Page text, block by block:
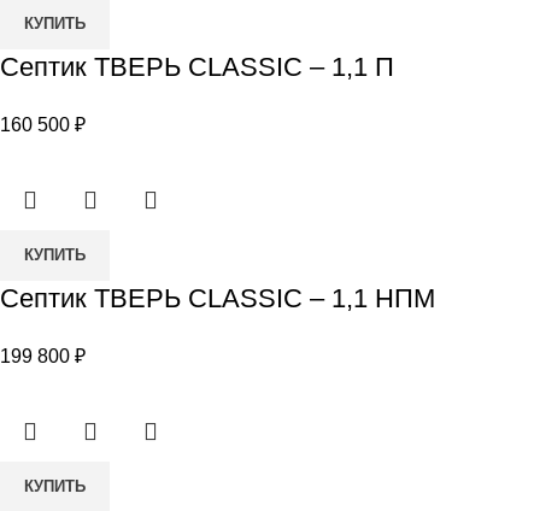
Количество
Септик
CLASSIC
1,1
КУПИТЬ
Септик ТВЕРЬ CLASSIC – 1,1 П
160 500 ₽
Количество
Септик
CLASSIC
1,1
КУПИТЬ
Септик ТВЕРЬ CLASSIC – 1,1 НПМ
199 800 ₽
Количество
КУПИТЬ